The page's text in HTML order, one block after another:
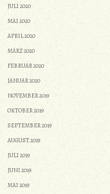
JULI 2020
MAI 2020
APRIL 2020
MÄRZ 2020
FEBRUAR 2020
JANUAR 2020
NOVEMBER 2019
OKTOBER 2019
SEPTEMBER 2019
AUGUST 2019
JULI 2019
JUNI 2019
MAI 2019